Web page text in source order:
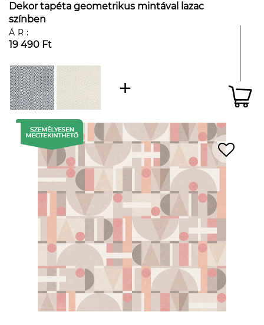
Dekor tapéta geometrikus mintával lazac
színben
ÁR:
19 490 Ft